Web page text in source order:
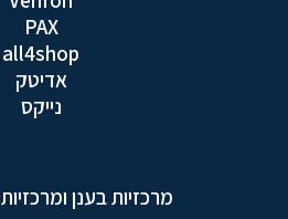
PAX
all4shop
אדיטק
נייקס
מרכזיות בענן ומרכזיות IP לעסקים